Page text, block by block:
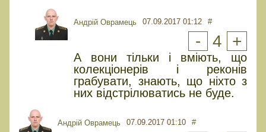
Андрій Оврамець 07.09.2017 01:12 #
- 4 +
А вони тільки і вміють, що
колекціонерів і реконів
грабувати, знають, що ніхто з
них відстрілюватись не буде.
Андрій Оврамець 07.09.2017 01:10 #